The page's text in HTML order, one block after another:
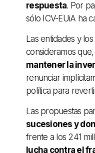
respuesta. Por
sólo ICV-EUiA ha
Las entidades y
consideramos
mantener la
renunciar
política para
Las propuestas
sucesiones y
frente a los 241
lucha contra el